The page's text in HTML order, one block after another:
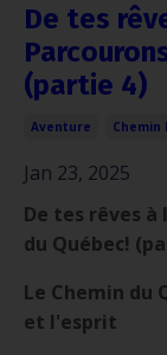
De tes
(partie 4)
Aventure Chemin
Jan 23, 2025
De tes rêves
du Québec!
Le Chemin du
et l'esprit